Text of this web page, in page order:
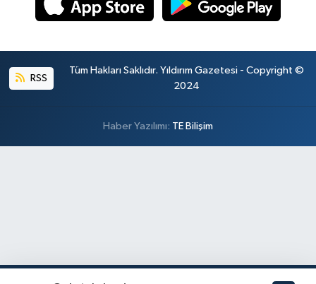
RSS
Tüm Hakları Saklıdır. Yıldırım Gazetesi - Copyright ©
2024
Haber Yazılımı: TE Bilişim